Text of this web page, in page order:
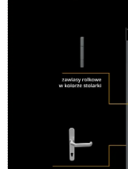
Previous